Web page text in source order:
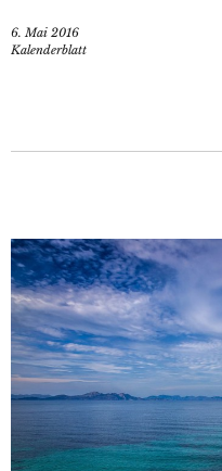
6. Mai 2016
Kalenderblatt